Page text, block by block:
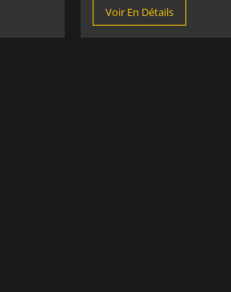
Voir En Détails